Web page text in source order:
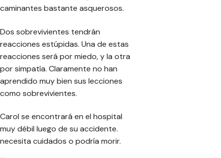
caminantes bastante asquerosos.
Dos sobrevivientes tendrán
reacciones estúpidas. Una de estas
reacciones será por miedo, y la otra
por simpatía. Claramente no han
aprendido muy bien sus lecciones
como sobrevivientes.
Carol se encontrará en el hospital
muy débil luego de su accidente.
necesita cuidados o podría morir.